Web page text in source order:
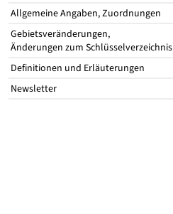
Allgemeine Angaben, Zuordnungen
Gebietsveränderungen,
Änderungen zum Schlüsselverzeichnis
Definitionen und Erläuterungen
Newsletter